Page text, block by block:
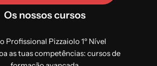
Os nossos cursos
Profissional Pizzaiolo 1º Nível
as tuas competências: cursos de